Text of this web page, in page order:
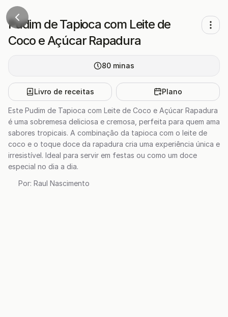
Pudim de Tapioca com Leite de
Coco e Açúcar Rapadura
80 minas
Livro de receitas Plano
Este Pudim de Tapioca com Leite de Coco e Açúcar Rapadura
é uma sobremesa deliciosa e cremosa, perfeita para quem ama
sabores tropicais. A combinação da tapioca com o leite de
coco e o toque doce da rapadura cria uma experiência única e
irresistível. Ideal para servir em festas ou como um doce
especial no dia a dia.
Por: Raul Nascimento